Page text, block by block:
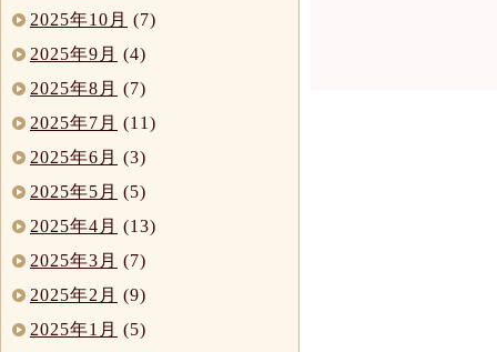
2025年10月 (7)
2025年9月 (4)
2025年8月 (7)
2025年7月 (11)
2025年6月 (3)
2025年5月 (5)
2025年4月 (13)
2025年3月 (7)
2025年2月 (9)
2025年1月 (5)